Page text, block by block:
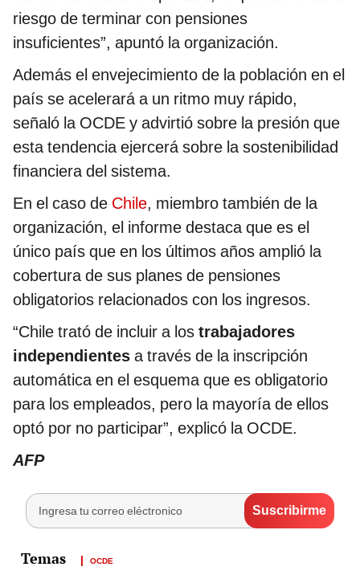
riesgo de terminar con pensiones
insuficientes”, apuntó la organización.
Además el envejecimiento de la población en el
país se acelerará a un ritmo muy rápido,
señaló la OCDE y advirtió sobre la presión que
esta tendencia ejercerá sobre la sostenibilidad
financiera del sistema.
En el caso de Chile, miembro también de la
organización, el informe destaca que es el
único país que en los últimos años amplió la
cobertura de sus planes de pensiones
obligatorios relacionados con los ingresos.
“Chile trató de incluir a los trabajadores
independientes a través de la inscripción
automática en el esquema que es obligatorio
para los empleados, pero la mayoría de ellos
optó por no participar”, explicó la OCDE.
AFP
OCDE